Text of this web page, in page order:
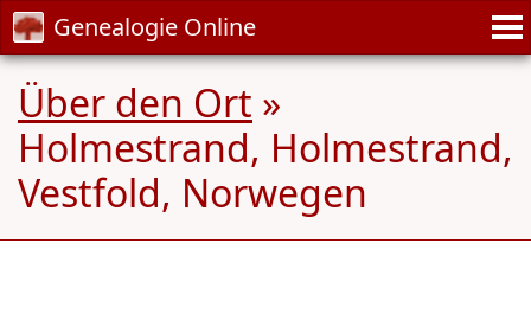
Genealogie Online
Über den Ort »
Holmestrand, Holmestrand,
Vestfold, Norwegen